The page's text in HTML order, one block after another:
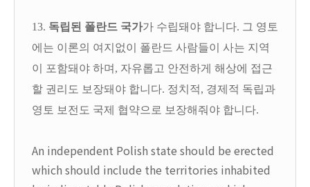
13. 독립된 폴란드 국가가 수립돼야 합니다. 그 영토
에는 이론의 여지없이 폴란드 사람들이 사는 지역
이 포함돼야 하며, 자유롭고 안전하게 해상에 접근
할 권리도 보장돼야 합니다. 정치적, 경제적 독립과
영토 보전도 국제 협약으로 보장해줘야 합니다.
An independent Polish state should be erected
which should include the territories inhabited